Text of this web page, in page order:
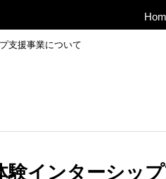
支援事業について
験インターシッ